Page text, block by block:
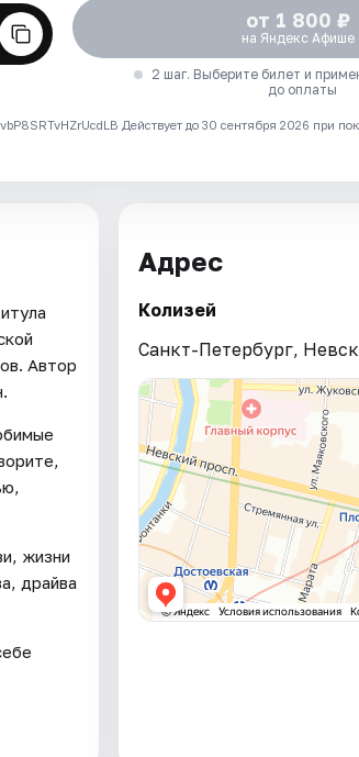
от 1 800 ₽
на Яндекс Афише
2 шаг. Выберите билет и
до оплаты
Действует до 30 сентября 2026 при
Автор
жизни
драйва
Адрес
Колизей
Санкт-Петербург,